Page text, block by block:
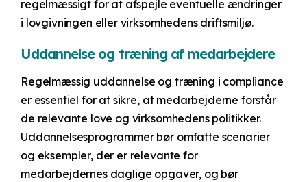
regelmæssigt for at afspejle eventuelle ændringer
i lovgivningen eller virksomhedens driftsmiljø.
Uddannelse og træning af medarbejdere
Regelmæssig uddannelse og træning i compliance
er essentiel for at sikre, at medarbejderne forstår
de relevante love og virksomhedens politikker.
Uddannelsesprogrammer bør omfatte scenarier
og eksempler, der er relevante for
medarbejdernes daglige opgaver, og bør